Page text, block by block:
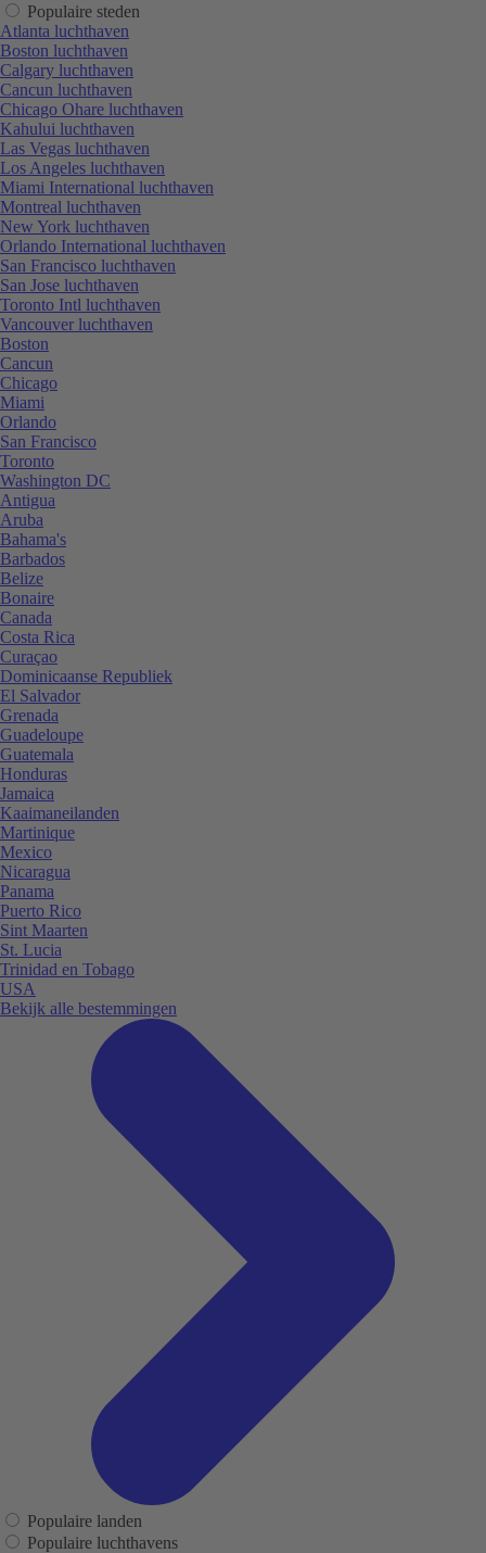
Populaire steden
Atlanta luchthaven
Boston luchthaven
Calgary luchthaven
Cancun luchthaven
Chicago Ohare luchthaven
Kahului luchthaven
Las Vegas luchthaven
Los Angeles luchthaven
Miami International luchthaven
Montreal luchthaven
New York luchthaven
Orlando International luchthaven
San Francisco luchthaven
San Jose luchthaven
Toronto Intl luchthaven
Vancouver luchthaven
Boston
Cancun
Chicago
Miami
Orlando
San Francisco
Toronto
Washington DC
Antigua
Aruba
Bahama's
Barbados
Belize
Bonaire
Canada
Costa Rica
Curaçao
Dominicaanse Republiek
El Salvador
Grenada
Guadeloupe
Guatemala
Honduras
Jamaica
Kaaimaneilanden
Martinique
Mexico
Nicaragua
Panama
Puerto Rico
Sint Maarten
St. Lucia
Trinidad en Tobago
USA
Bekijk alle bestemmingen
Populaire landen
Populaire luchthavens